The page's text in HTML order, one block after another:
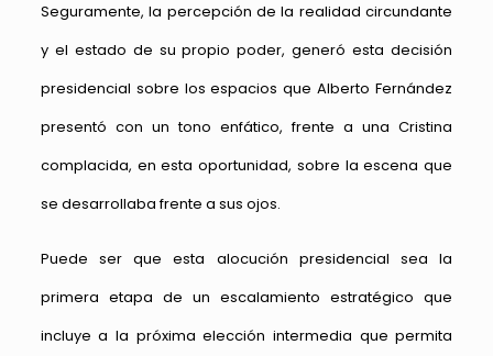
Seguramente, la percepción de la realidad circundante
y el estado de su propio poder, generó esta decisión
presidencial sobre los espacios que Alberto Fernández
presentó con un tono enfático, frente a una Cristina
complacida, en esta oportunidad, sobre la escena que
se desarrollaba frente a sus ojos.
Puede ser que esta alocución presidencial sea la
primera etapa de un escalamiento estratégico que
incluye a la próxima elección intermedia que permita